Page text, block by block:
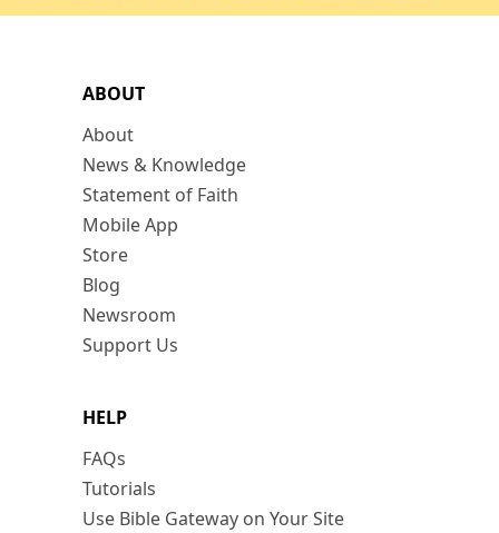
ABOUT
About
News & Knowledge
Statement of Faith
Mobile App
Store
Blog
Newsroom
Support Us
HELP
FAQs
Tutorials
Use Bible Gateway on Your Site